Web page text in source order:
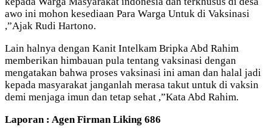
awo ini mohon kesediaan Para Warga Untuk di Vaksinasi
,”Ajak Rudi Hartono.
Lain halnya dengan Kanit Intelkam Bripka Abd Rahim
memberikan himbauan pula tentang vaksinasi dengan
mengatakan bahwa proses vaksinasi ini aman dan halal jadi
kepada masyarakat janganlah merasa takut untuk di vaksin
demi menjaga imun dan tetap sehat ,”Kata Abd Rahim.
Laporan : Agen Firman Liking 686